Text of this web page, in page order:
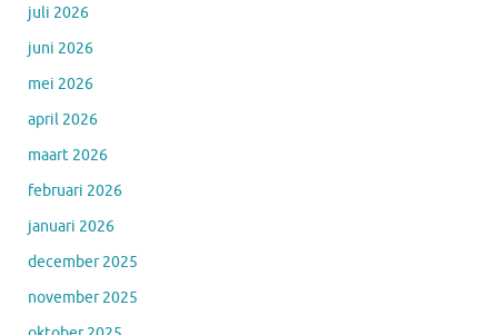
juli 2026
juni 2026
mei 2026
april 2026
maart 2026
februari 2026
januari 2026
december 2025
november 2025